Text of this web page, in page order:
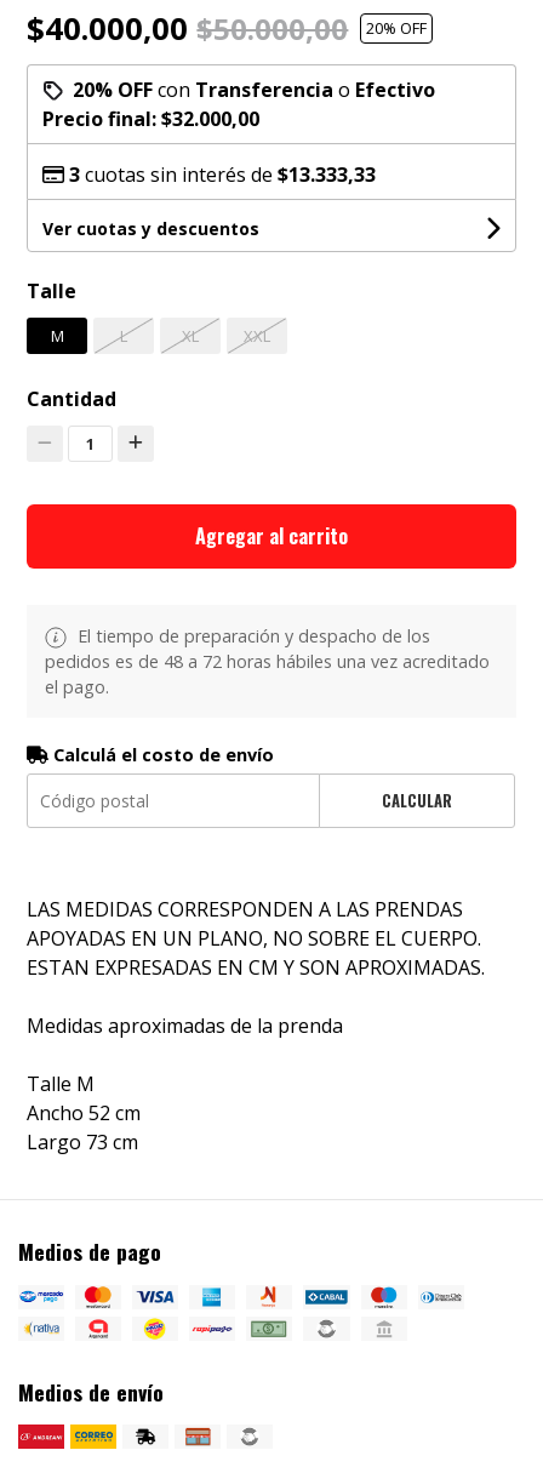
$40.000,00$50.000,00 20% OFF
20% OFFcon Transferencia o Efectivo
Precio final:$32.000,00
3cuotas sin interés de$13.333,33
Ver cuotas y descuentos
Talle
M L XL XXL
Cantidad
1
Agregar al carrito
El tiempo de preparación y despacho de los
pedidos es de 48 a 72 horas hábiles una vez acreditado
el pago.
Calculá el costo de envío
CALCULAR
LAS MEDIDAS CORRESPONDEN A LAS PRENDAS
APOYADAS EN UN PLANO, NO SOBRE EL CUERPO.
ESTAN EXPRESADAS EN CM Y SON APROXIMADAS.
Medidas aproximadas de la prenda
Talle M
Ancho 52 cm
Largo 73 cm
Medios de pago
Medios de envío